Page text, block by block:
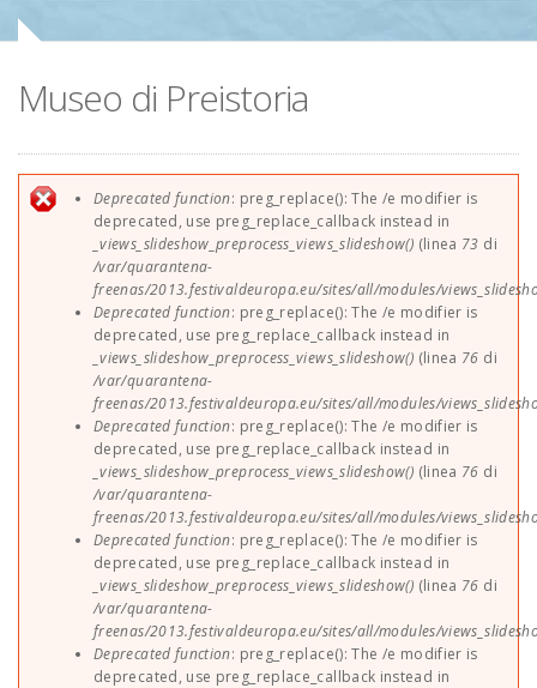
Sponsor
Contatti
EUParFE2013
Museo di Preistoria
Messaggio di errore
Deprecated function: preg_replace(): The /e modifier is
deprecated, use preg_replace_callback instead in
_views_slideshow_preprocess_views_slideshow() (linea 73 di
/var/quarantena-
freenas/2013.festivaldeuropa.eu/sites/all/modules/
Deprecated function: preg_replace(): The /e modifier is
deprecated, use preg_replace_callback instead in
_views_slideshow_preprocess_views_slideshow() (linea 76 di
/var/quarantena-
freenas/2013.festivaldeuropa.eu/sites/all/modules/
Deprecated function: preg_replace(): The /e modifier is
deprecated, use preg_replace_callback instead in
_views_slideshow_preprocess_views_slideshow() (linea 76 di
/var/quarantena-
freenas/2013.festivaldeuropa.eu/sites/all/modules/
Deprecated function: preg_replace(): The /e modifier is
deprecated, use preg_replace_callback instead in
_views_slideshow_preprocess_views_slideshow() (linea 76 di
/var/quarantena-
freenas/2013.festivaldeuropa.eu/sites/all/modules/
Deprecated function: preg_replace(): The /e modifier is
deprecated, use preg_replace_callback instead in